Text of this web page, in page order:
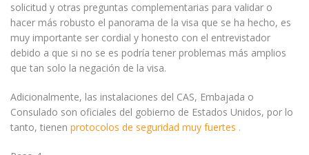
solicitud y otras preguntas complementarias para validar o
hacer más robusto el panorama de la visa que se ha hecho, es
muy importante ser cordial y honesto con el entrevistador
debido a que si no se es podría tener problemas más amplios
que tan solo la negación de la visa.
Adicionalmente, las instalaciones del CAS, Embajada o
Consulado son oficiales del gobierno de Estados Unidos, por lo
tanto, tienen protocolos de seguridad muy fuertes .